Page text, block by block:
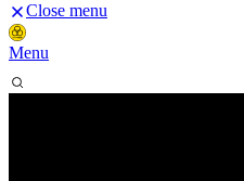
Close menu
Menu